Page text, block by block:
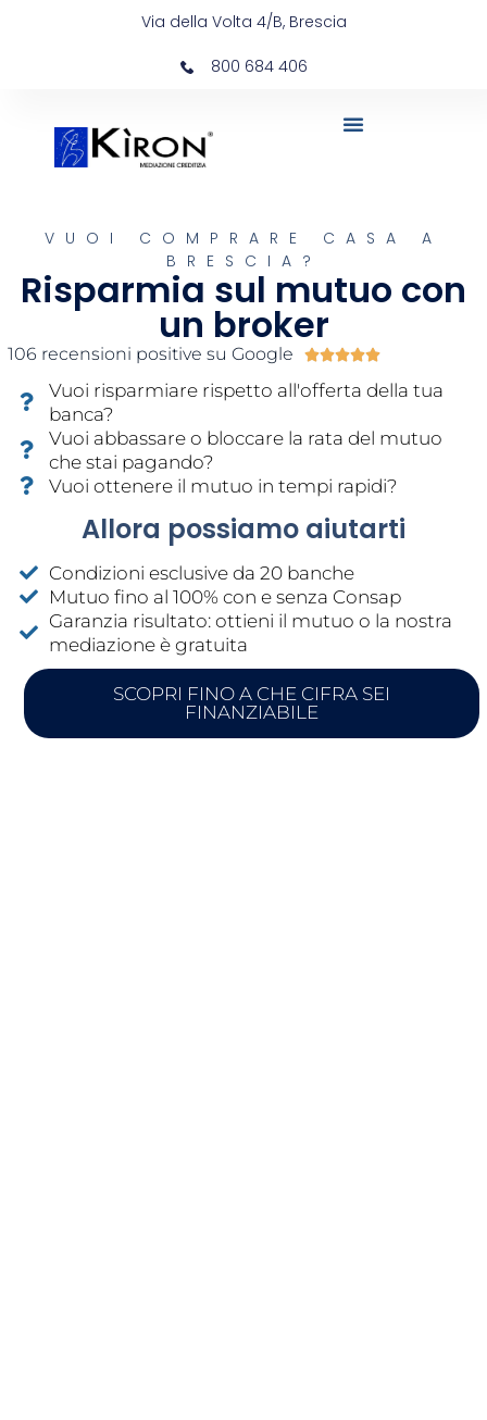
Via della Volta 4/B, Brescia
800 684 406
VUOI COMPRARE CASA A
BRESCIA?
Risparmia sul mutuo con
un broker
106 recensioni positive su Google Valutazione
su
Vuoi risparmiare rispetto all'offerta della tua
banca?
Vuoi abbassare o bloccare la rata del mutuo
che stai pagando?
Vuoi ottenere il mutuo in tempi rapidi?
Allora possiamo aiutarti
Condizioni esclusive da 20 banche
Mutuo fino al 100% con e senza Consap
Garanzia risultato: ottieni il mutuo o la nostra
mediazione è gratuita
SCOPRI FINO A CHE CIFRA SEI
FINANZIABILE